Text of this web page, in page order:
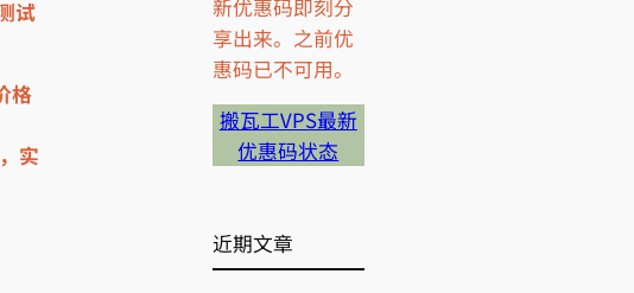
试
格
实
新优惠码即刻分
享出来。之前优
惠码已不可用。
搬瓦工VPS最新
优惠码状态
近期文章